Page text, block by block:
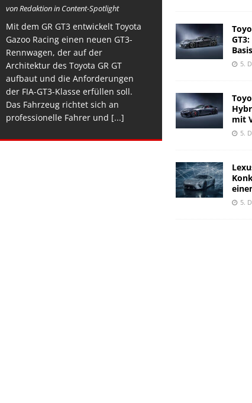
von Redaktion in Content-Spotlight
Mit dem GR GT3 entwickelt Toyota
Gazoo Racing einen neuen GT3-
Rennwagen, der auf der
Architektur des Toyota GR GT
aufbaut und die Anforderungen
der FIA-GT3-Klasse erfüllen soll.
Das Fahrzeug richtet sich an
professionelle Fahrer und [...]
5.
mit
5.
5.